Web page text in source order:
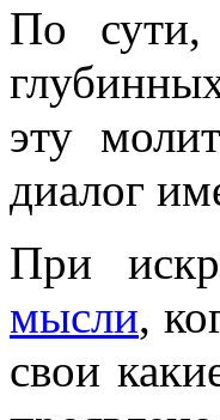
По сути,
эту
диалог
При
мысли,
свои